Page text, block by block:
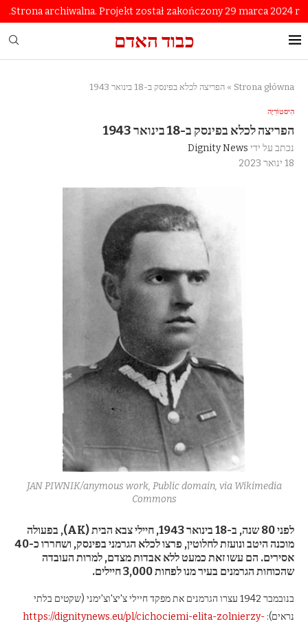
Strona archiwalna. Projekt został zakończony 29 marca 2024 r.
כבוד האדם
Strona główna
» הפריצה לכלא בפינסק ב-18 בינואר 1943
הִיסטוֹרִיָה
הפריצה לכלא בפינסק ב-18 בינואר 1943
נכתב על ידי Dignity News
18 ינואר 2023
JAN PIWNIK/anymous work, Public domain, via Wikimedia
Commons
לפני 80 שנה, ב-18 בינואר 1943, חיילי צבא הבית (AK), בפעולה
מוכנה היטב ונועזת לחלוטין, פרצו לכלא הגרמני בפינסק, ושחררו כ-40
אסירים. הם עשו זאת כמעט ללא אבדות מצדם, למרות העובדה
שהכוחות הגרמנים בעיר מנו לפחות 3,000 חיילים.
בנובמבר 1942 עצרו הגרמנים את מפקד חיילי צ'יצ'וצ'ימני (שקטים בלתי
נראים): https://dignitynews.eu/pl/cichociemi-elita-zolnierzy-